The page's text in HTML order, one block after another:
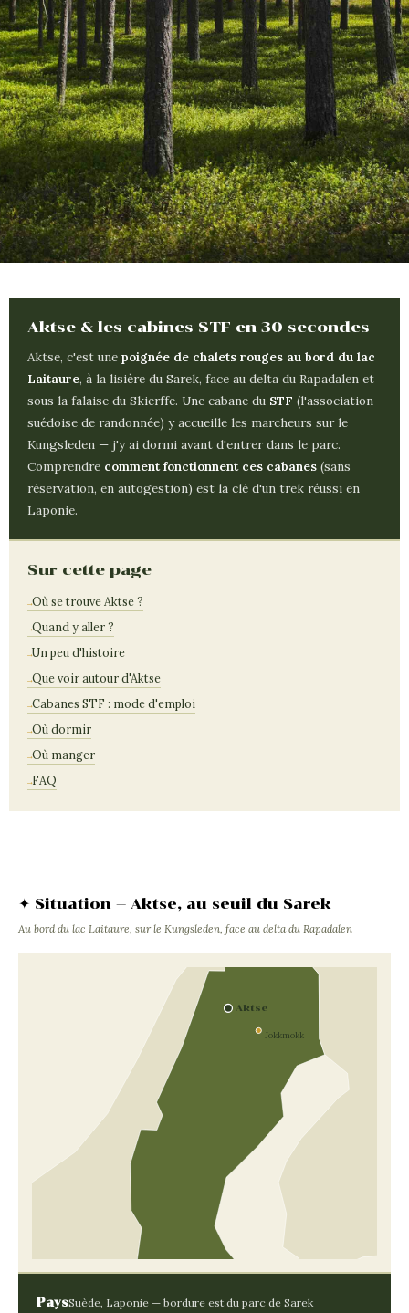
Aktse & les cabines STF en 30 secondes
Aktse, c'est unepoignée de chalets rouges au bord du lac
Laitaure, à la lisière du Sarek, face au delta du Rapadalen et
sous la falaise du Skierffe. Une cabane du STF (l'association
suédoise de randonnée) y accueille les marcheurs sur le
Kungsleden — j'y ai dormi avant d'entrer dans le parc.
Comprendre comment fonctionnent ces cabanes (sans
réservation, en autogestion) est la clé d'un trek réussi en
Laponie.
Sur cette page
Où se trouve Aktse ?
Quand y aller ?
Un peu d'histoire
Que voir autour d'Aktse
Cabanes STF : mode d'emploi
Où dormir
Où manger
FAQ
✦ Situation — Aktse, au seuil du Sarek
Au bord du lac Laitaure, sur le Kungsleden, face au delta du Rapadalen
Aktse
Jokkmokk
PaysSuède, Laponie — bordure est du parc de Sarek